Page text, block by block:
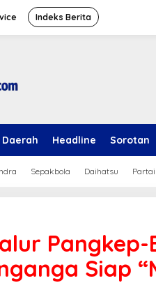
Indeks Berita
Daerah Headline Sorotan
Sepakbola Daihatsu
Pangkep-
Siap